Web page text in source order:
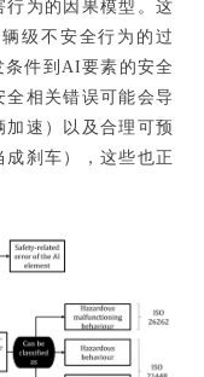
行为的因果模型。这
级不安全行为的过
条件到AI要素的安全
相关错误可能会导
速）以及合理可预
成刹车），这些也正